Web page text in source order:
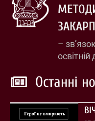
–
освітній
Останні